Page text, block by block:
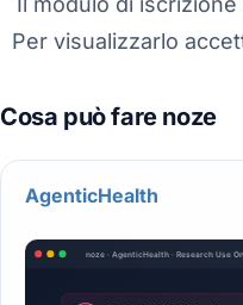
AgenticHealth
Per visualizzarlo